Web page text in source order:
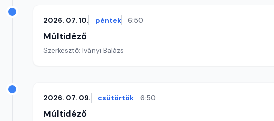
2026. 07. 10. péntek 6:50
Múltidéző
Szerkesztő: Iványi Balázs
2026. 07. 09. csütörtök 6:50
Múltidéző